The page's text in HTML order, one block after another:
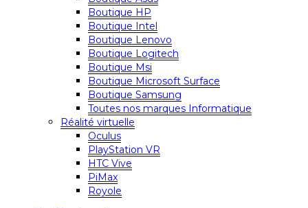
Boutique HP
Boutique Intel
Boutique Lenovo
Boutique Logitech
Boutique Msi
Boutique Microsoft Surface
Boutique Samsung
Toutes nos marques Informatique
Réalité virtuelle
Oculus
PlayStation VR
HTC Vive
PiMax
Royole